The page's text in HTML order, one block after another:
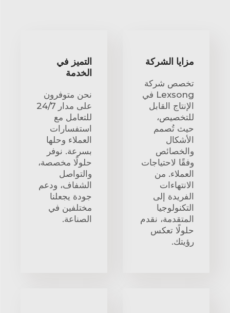
مزايا الشركة
تخصص شركة
Lexsong في
الإنتاج القابل
للتخصيص،
حيث تُصمم
الأشكال
والخصائص
وفقًا لاحتياجات
العملاء. من
الانتهاءات
الفريدة إلى
التكنولوجيا
المتقدمة، نقدم
حلولًا تعكس
رؤيتك.
التميز في
الخدمة
نحن متوفرون
على مدار 24/7
للتعامل مع
استفسارات
العملاء وحلها
بسرعة. نوفر
حلولًا مخصصة،
والتواصل
الشفاف، ودعم
جودة يجعلنا
مختلفين في
الصناعة.